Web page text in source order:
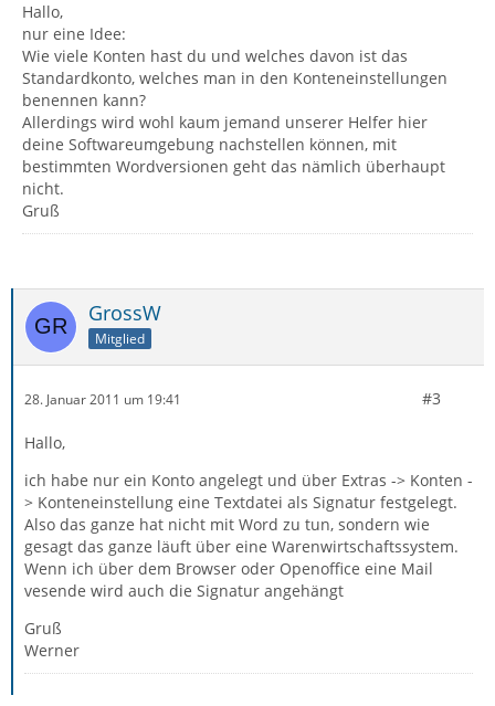
Hallo,
nur eine Idee:
Wie viele Konten hast du und welches davon ist das
Standardkonto, welches man in den Konteneinstellungen
benennen kann?
Allerdings wird wohl kaum jemand unserer Helfer hier
deine Softwareumgebung nachstellen können, mit
bestimmten Wordversionen geht das nämlich überhaupt
nicht.
Gruß
GrossW
Mitglied
28. Januar 2011 um 19:41 #3
Hallo,
ich habe nur ein Konto angelegt und über Extras -> Konten -
> Konteneinstellung eine Textdatei als Signatur festgelegt.
Also das ganze hat nicht mit Word zu tun, sondern wie
gesagt das ganze läuft über eine Warenwirtschaftssystem.
Wenn ich über dem Browser oder Openoffice eine Mail
vesende wird auch die Signatur angehängt
Gruß
Werner